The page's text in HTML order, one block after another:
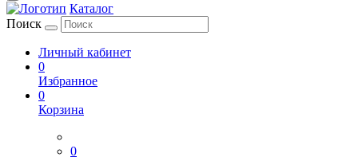
Каталог
Поиск
Личный кабинет
0
Избранное
0
Корзина
0